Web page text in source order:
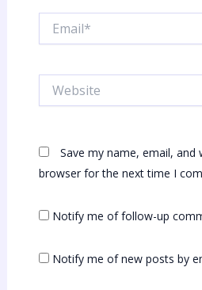
Save my name, email, and
browser for the next time I
Notify me of follow-up
Notify me of new posts by